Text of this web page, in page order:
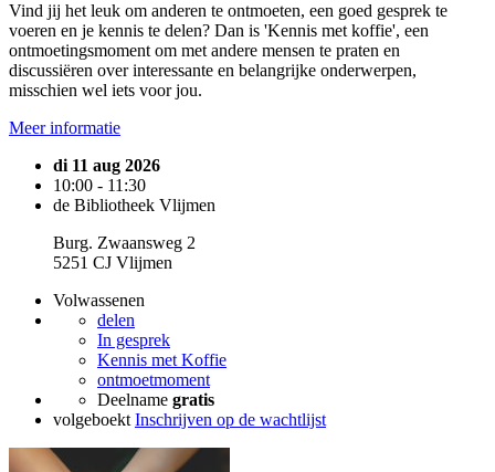
Vind jij het leuk om anderen te ontmoeten, een goed gesprek te
voeren en je kennis te delen? Dan is 'Kennis met koffie', een
ontmoetingsmoment om met andere mensen te praten en
discussiëren over interessante en belangrijke onderwerpen,
misschien wel iets voor jou.
Meer informatie
di 11 aug 2026
10:00 - 11:30
de Bibliotheek Vlijmen
Burg. Zwaansweg 2
5251 CJ Vlijmen
Volwassenen
delen
In gesprek
Kennis met Koffie
ontmoetmoment
Deelname gratis
volgeboekt Inschrijven op de wachtlijst